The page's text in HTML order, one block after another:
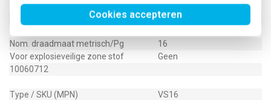
Cookies accepteren
Spoed schroefdraad
1,41 Millimeter (mm)
Explosiegeteste uitvoering
Nee
Nom. draadmaat metrisch/Pg
16
Voor explosieveilige zone stof
Geen
10060712
Type / SKU (MPN)
VS16